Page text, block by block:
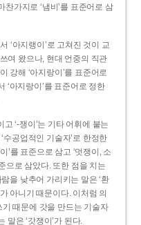
찬가지로 ‘냄비’를 표준어로 삼
‘아지랭이’로 고쳐진 것이 교
여 왔으나, 현대 언중의 직관
강해 ‘아지랑이’를 표준어로
‘아지랑이’를 표준어로 정한
고 ‘-쟁이’는 기타 어휘에 붙는
수공업적인 기술자’로 한정한
’를 표준으로 삼고 ‘멋쟁이, 소
으로 삼았다. 또한 점을 치는
을 낮추어 가리키는 말은 ‘환
아니기 때문이다. 이처럼 의
기 때문에 갓을 만드는 기술자
말은 ‘갓쟁이’가 된다.